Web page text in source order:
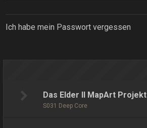
Ich habe mein Passwort vergessen
Das Elder II MapArt Projekt
S031 Deep Core